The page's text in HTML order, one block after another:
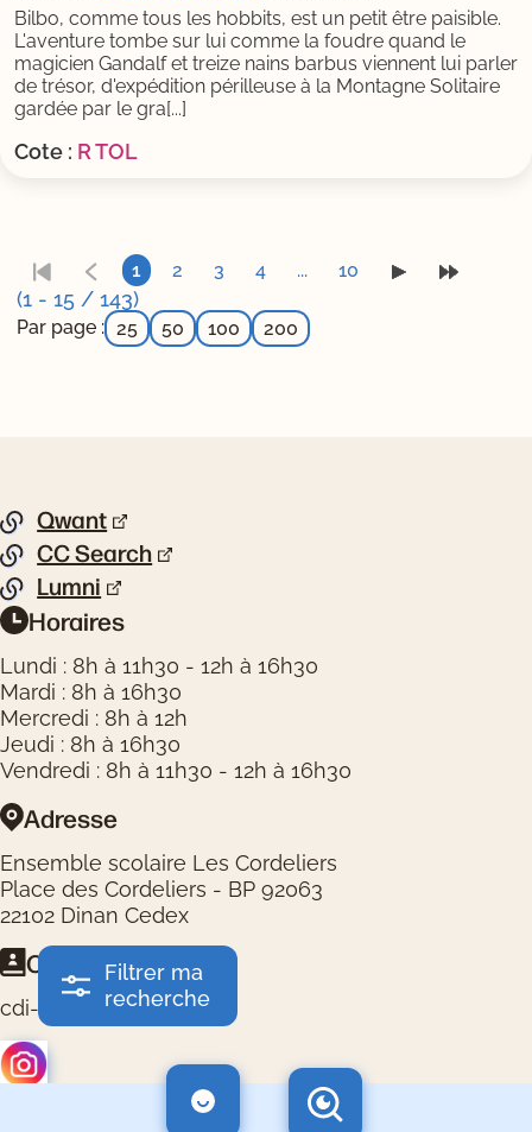
Filtrer ma
recherche
Bilbo, comme tous les hobbits, est un petit être paisible.
L'aventure tombe sur lui comme la foudre quand le
magicien Gandalf et treize nains barbus viennent lui parler
de trésor, d'expédition périlleuse à la Montagne Solitaire
gardée par le gra[...]
Cote : R TOL
1 2 3 4 ... 10
(1 - 15 / 143)
Par page : 25 50 100 200
Pied de page
Liste de liens
Qwant
CC Search
Lumni
Informations pratiques
Horaires
Lundi : 8h à 11h30 - 12h à 16h30
Mardi : 8h à 16h30
Mercredi : 8h à 12h
Jeudi : 8h à 16h30
Vendredi : 8h à 11h30 - 12h à 16h30
Adresse
Ensemble scolaire Les Cordeliers
Place des Cordeliers - BP 92063
22102 Dinan Cedex
Contact
cdi-lc@cordeliers.fr
Logos réseaux sociaux